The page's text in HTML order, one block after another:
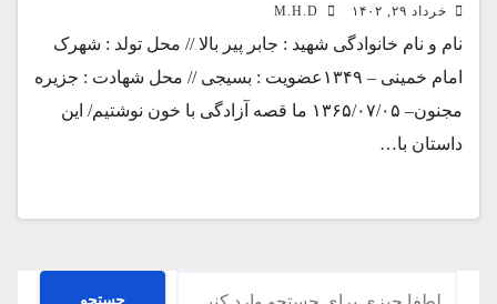
خرداد ۲۹, ۱۴۰۲
نام و نام خانوادگی شهید : جابر پیر بالا // محل تولد : شهرک
امام خمینی – ۱۳۴۹عضویت : بسیجی // محل شهادت : جزیره
مجنون– ۱۳۶۵/۰۷/۰۵ ما قصه آزادگی با خون نوشتیم/ این
داستان با…
جستجو جستجو